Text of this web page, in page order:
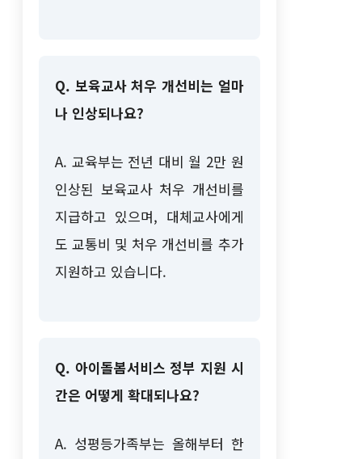
Q. 보육교사 처우 개선비는 얼마
나 인상되나요?
A. 교육부는 전년 대비 월 2만 원
인상된 보육교사 처우 개선비를
지급하고 있으며, 대체교사에게
도 교통비 및 처우 개선비를 추가
지원하고 있습니다.
Q. 아이돌봄서비스 정부 지원 시
간은 어떻게 확대되나요?
A. 성평등가족부는 올해부터 한